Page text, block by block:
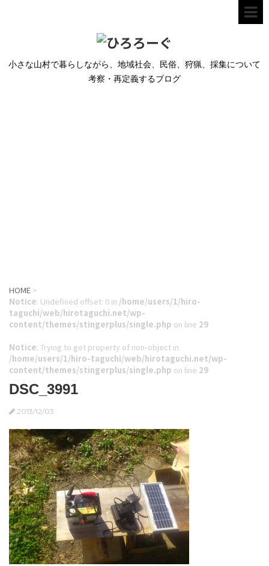
小さな山村で暮らしながら、地域社会、民俗、狩猟、採集について
考察・再定義するブログ
HOME >
Notice: Undefined offset: 0 in /home/users/1/hiro-
taguchi/web/hirotaguchi.net/wp-
content/themes/stingerplus/single.php on line 29
Notice: Trying to get property of non-object in
/home/users/1/hiro-taguchi/web/hirotaguchi.net/wp-
content/themes/stingerplus/single.php on line 29
DSC_3991
2013/12/03